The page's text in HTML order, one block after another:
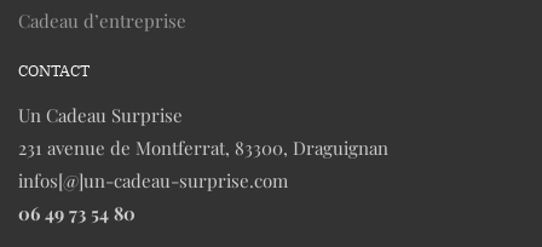
Cadeau d’entreprise
CONTACT
Un Cadeau Surprise
231 avenue de Montferrat, 83300, Draguignan
infos[@]un-cadeau-surprise.com
06 49 73 54 80